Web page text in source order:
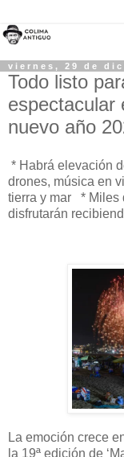
viernes, 29 de
Todo listo
espectacular
nuevo año
* Habrá elevación
drones, música en
tierra y mar * Miles
disfrutarán
La emoción crece
la 19ª edición de